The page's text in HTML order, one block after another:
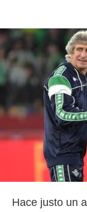
Hace justo un